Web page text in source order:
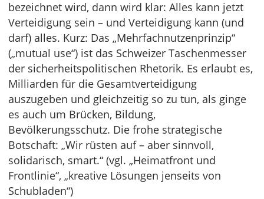
bezeichnet wird, dann wird klar: Alles kann jetzt
Verteidigung sein – und Verteidigung kann (und
darf) alles. Kurz: Das „Mehrfachnutzenprinzip“
(„mutual use“) ist das Schweizer Taschenmesser
der sicherheitspolitischen Rhetorik. Es erlaubt es,
Milliarden für die Gesamtverteidigung
auszugeben und gleichzeitig so zu tun, als ginge
es auch um Brücken, Bildung,
Bevölkerungsschutz. Die frohe strategische
Botschaft: „Wir rüsten auf – aber sinnvoll,
solidarisch, smart.“ (vgl. „Heimatfront und
Frontlinie“, „kreative Lösungen jenseits von
Schubladen“)